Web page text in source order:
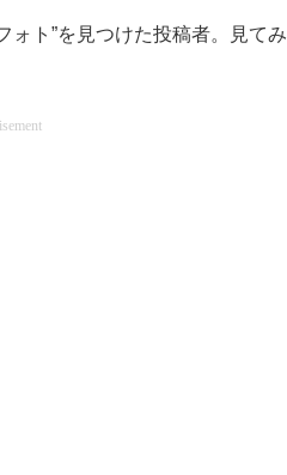
ト”を見つけた投稿者。見て